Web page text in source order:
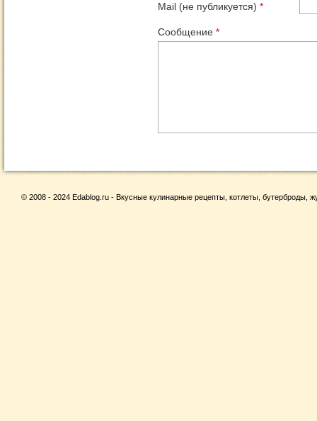
Mail (не публикуется) *
Сообщение *
© 2008 - 2024 Edablog.ru - Вкусные кулинарные рецепты, котлеты, бутерброды,